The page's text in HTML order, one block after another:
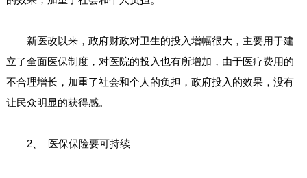
新医改以来，政府财政对卫生的投入增幅很大，主要用于建
立了全面医保制度，对医院的投入也有所增加，由于医疗费用的
不合理增长，加重了社会和个人的负担，政府投入的效果，没有
让民众明显的获得感。
2、 医保保险要可持续